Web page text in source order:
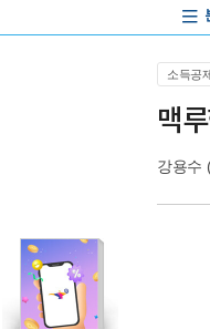
소득공
맥
강용수